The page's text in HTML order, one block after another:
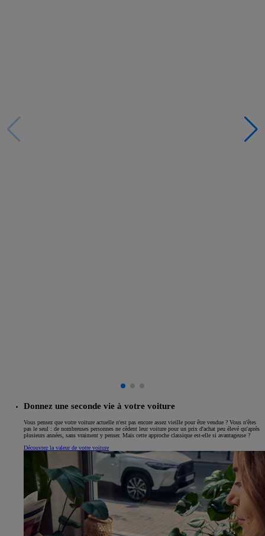
Donnez une seconde vie à votre voiture
Vous pensez que votre voiture actuelle n'est pas encore assez vieille pour être vendue ? Vous n'êtes
pas le seul : de nombreuses personnes ne cèdent leur voiture pour un prix d'achat peu élevé qu'après
plusieurs années, sans vraiment y penser. Mais cette approche classique est-elle si avantageuse ?
Découvrez la valeur de votre voiture